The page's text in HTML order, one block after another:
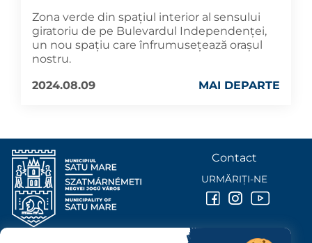
Zona verde din spațiul interior al sensului
giratoriu de pe Bulevardul Independenței,
un nou spațiu care înfrumusețează orașul
nostru.
2024.08.09
MAI DEPARTE
Contact
URMĂRIȚI-NE